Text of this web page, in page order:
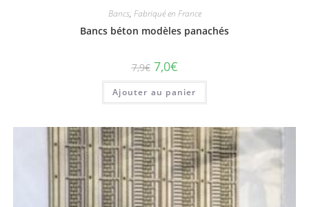
Bancs, Fabriqué en France
Bancs béton modèles panachés
7,9€ 7,0€
Ajouter au panier